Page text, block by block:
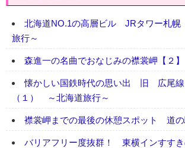
北海道NO.1の高層ビル JRタワー札
旅行～
森進一の名曲でおなじみの襟裳岬【２
懐かしい国鉄時代の思い出 旧 広尾
（１） ～北海道旅行～
襟裳岬までの最後の休憩スポット 道
バリアフリー度抜群！ 東横インすすき